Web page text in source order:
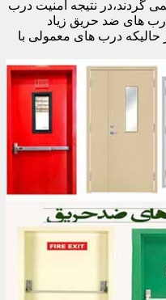
گردند،در نتیجه امنیت درب
های ضد حریق زیاد
دارند.در حالیکه درب های معمولی با